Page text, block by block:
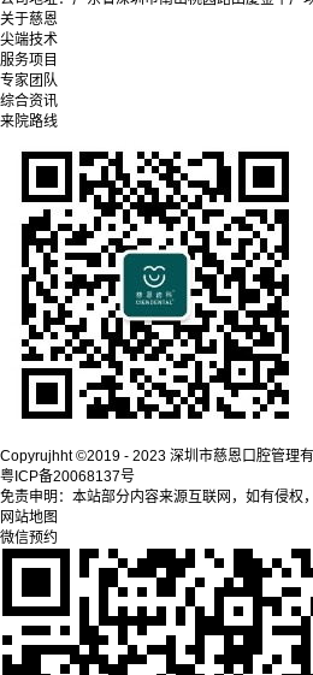
关于慈恩
尖端技术
服务项目
专家团队
综合资讯
来院路线
Copyrujhht ©2019 - 2023 深圳市慈恩口腔管理
粤ICP备20068137号
免责申明：本站部分内容来源互联网，如有侵权
网站地图
微信预约